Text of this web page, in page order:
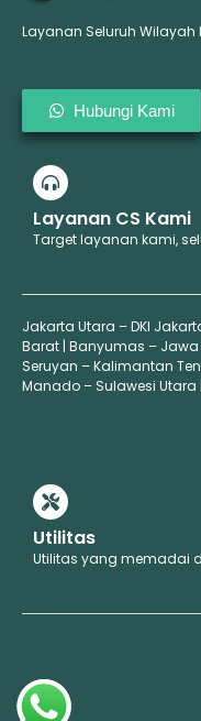
Layanan Seluruh Wilayah
Hubungi Kami
Layanan CS Kami
Target layanan kami,
Jakarta Utara – DKI
Barat | Banyumas – Jawa
Seruyan – Kalimantan
Manado – Sulawesi Utara
Utilitas
Utilitas yang memadai